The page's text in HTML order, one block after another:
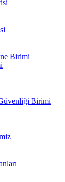
Birimi
Birimi